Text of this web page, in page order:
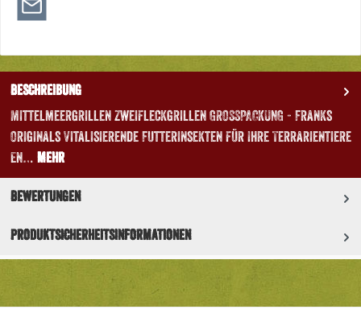
Beschreibung
Mittelmeergrillen Zweifleckgrillen GROSSPACKUNG - Franks
Originals Vitalisierende Futterinsekten für Ihre Terrarientiere
En… Mehr
Bewertungen
Produktsicherheitsinformationen